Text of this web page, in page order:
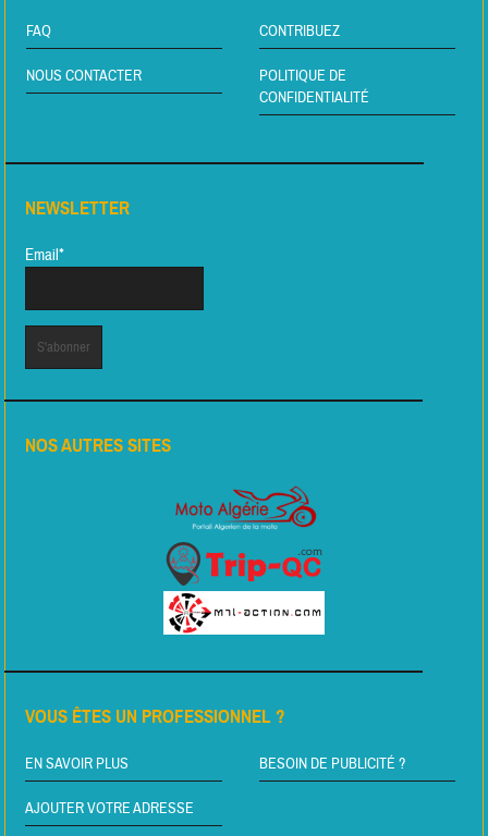
FAQ CONTRIBUEZ
NOUS CONTACTER
POLITIQUE DE
CONFIDENTIALITÉ
NEWSLETTER
Email*
NOS AUTRES SITES
VOUS ÊTES UN PROFESSIONNEL ?
EN SAVOIR PLUS BESOIN DE PUBLICITÉ ?
AJOUTER VOTRE ADRESSE